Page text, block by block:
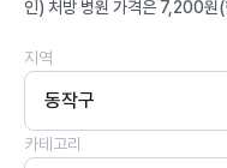
인) 처방 병원 가격은 7,200원
지역
동작구
카테고리